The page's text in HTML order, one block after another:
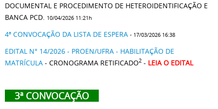
DOCUMENTAL E PROCEDIMENTO DE HETEROIDENTIFICAÇÃO E
BANCA PCD.
10/04/2026 11:21h
4ª CONVOCAÇÃO DA LISTA DE ESPERA - 17/03/2026 16:38
EDITAL N° 14/2026 - PROEN/UFRA - HABILITAÇÃO DE
MATRÍCULA - CRONOGRAMA RETIFICADO2 - LEIA O EDITAL
3ª CONVOCAÇÃO